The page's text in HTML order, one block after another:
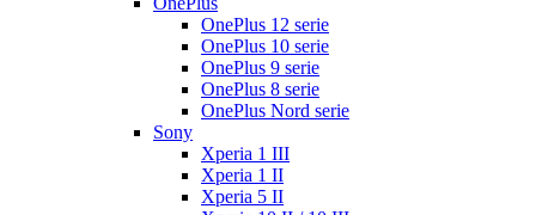
OnePlus 12 serie
OnePlus 10 serie
OnePlus 9 serie
OnePlus 8 serie
OnePlus Nord serie
Sony
Xperia 1 III
Xperia 1 II
Xperia 5 II